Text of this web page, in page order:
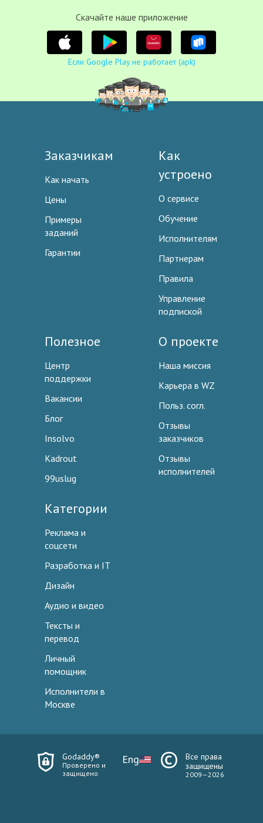
Cкачайте наше приложение
Если Google Play не работает (apk)
Заказчикам
Как начать
Цены
Примеры
заданий
Гарантии
Как
устроено
О сервисе
Обучение
Исполнителям
Партнерам
Правила
Управление
подпиской
Полезное
Центр
поддержки
Вакансии
Блог
Insolvo
Kadrout
99uslug
О проекте
Наша миссия
Карьера в WZ
Польз. согл.
Отзывы
заказчиков
Отзывы
исполнителей
Категории
Реклама и
соцсети
Разработка и IT
Дизайн
Аудио и видео
Тексты и
перевод
Личный
помощник
Исполнители в
Москве
Godaddy®
Проверено и
защищено
Eng
Все права
защищены
2009—2026